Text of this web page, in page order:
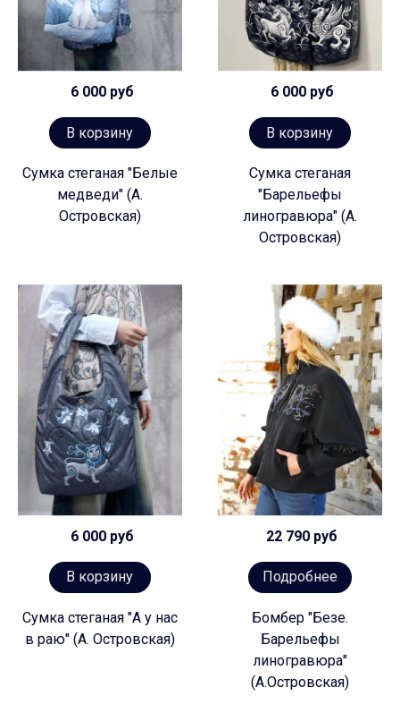
6 000 руб
В корзину
Сумка стеганая "Белые
медведи" (А.
Островская)
6 000 руб
В корзину
Сумка стеганая
"Барельефы
линогравюра" (А.
Островская)
6 000 руб
В корзину
Сумка стеганая "А у нас
в раю" (А. Островская)
22 790 руб
Подробнее
Бомбер "Безе.
Барельефы
линогравюра"
(А.Островская)